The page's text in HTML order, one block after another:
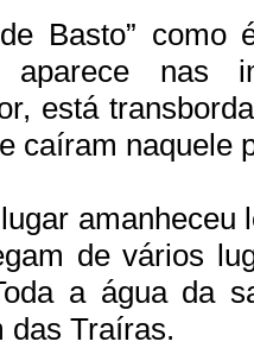
Basto” como
nas
está
caíram naquele
amanheceu
de vários
a água da
das Traíras.